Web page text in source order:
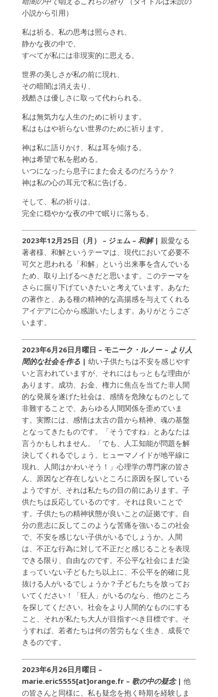
小説から引用）
私は祈る。私の思考は照らされ、
静かな夜の中で、
すべてが私には非現実的に思える。
世界の美しさが私の前に現れ、
その暗闇は消え去り、
残酷さは優しさに取って代わられる。
私は無気力な人生のために祈ります。
私はもはや祈らない世界のために祈ります。
神は私に語りかけ、私は耳を傾ける。
神は希望で私を慰める。
いつになったら息子にまた会えるのだろうか？
神は私の心の耳元で私に告げる。
そして、私の祈りは、
完全に穏やかな夜の中で眠りに落ちる。
2023年12月25日（月） – ジェム – 和解| 親愛なる
著者様、和解というテーマは、現代において必要不
可欠と思われる「和解」という出来事を含んでいる
ため、取り上げるべきだと思います。このテーマを
さらに掘り下げていきたいと考えています。あなた
の著作と、ある種の精神的な高揚感を与えてくれる
アイデアに心から感謝いたします。ありがとうござ
います。
2023年6月26日月曜日 – モニーク・ルノー – より人
間的な社会を作る| 幼い子供たちは不安を感じやす
いと言われていますが、それにはもっともな理由が
あります。成功、お金、権力に焦点を当てた非人間
的な発展を遂げた社会は、感情を危険なものとして
非難することで、あらゆる人間関係を歪めていま
す。実際には、感情は太古の昔から精神、魂の基盤
となってきたものです。「そうですね」とあなたは
言うかもしれません。「でも、人工知能が問題を解
決してくれるでしょう。ヒューマノイドが地平線に
現れ、人間はかわいそう！」心理学の専門家の皆さ
ん、原因など存在しないところに原因を探している
ようですが、それは私たちの目の前にあります。子
供たちは反応しているのです。それは良いことで
す。子供たちの精神状態が良いことの証拠です。自
分の意志に反してこのような苦痛を強いるこの社会
で、不安を感じない子供がいるでしょうか。人間
は、不正な行為に対して不正だと感じることを表現
できる限り、自由なのです。不公平な社会にまだ染
まっていない子どもたち以上に、不公平を的確に見
抜ける人がいるでしょうか？子どもたちを放ってお
いてください！「狂人」がいるのなら、他のところ
を探してください。社会をより人間的なものにする
こと、それが私たち大人が目指すべき目標です。そ
うすれば、若者たちは何の苦労もなく生き、成長で
きるのです。
2023年6月26日月曜日 –
marie.eric5555[at]orange.fr – 歌の中の疑念| 他
の皆さんと同様に、私も疑念を抱く時期を経験しま